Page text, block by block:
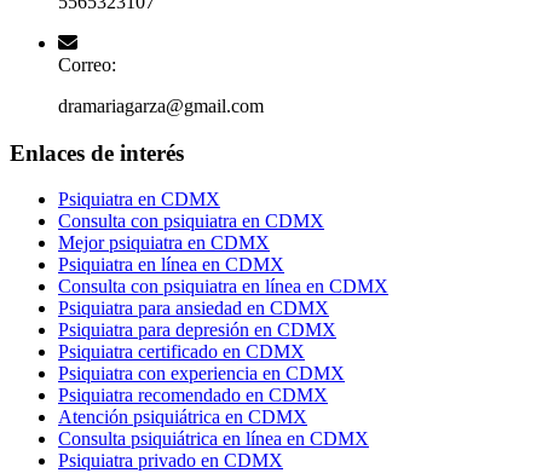
Correo:
dramariagarza@gmail.com
Enlaces de interés
Psiquiatra en CDMX
Consulta con psiquiatra en CDMX
Mejor psiquiatra en CDMX
Psiquiatra en línea en CDMX
Consulta con psiquiatra en línea en CDMX
Psiquiatra para ansiedad en CDMX
Psiquiatra para depresión en CDMX
Psiquiatra certificado en CDMX
Psiquiatra con experiencia en CDMX
Psiquiatra recomendado en CDMX
Atención psiquiátrica en CDMX
Consulta psiquiátrica en línea en CDMX
Psiquiatra privado en CDMX